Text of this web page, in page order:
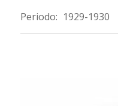
Periodo: 1929-1930